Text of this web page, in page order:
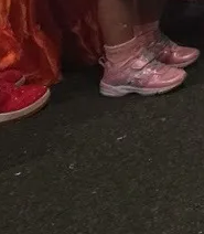
覧 ハロウィンパレード
パレード